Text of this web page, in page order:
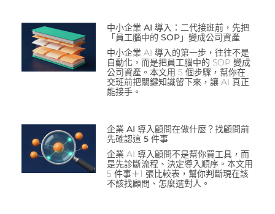
中小企業 AI 導入：二代接班前，先把
「員工腦中的 SOP」變成公司資產
中小企業 AI 導入的第一步，往往不是
自動化，而是把員工腦中的 SOP 變成
公司資產。本文用 5 個步驟，幫你在
交班前把關鍵知識留下來，讓 AI 真正
能接手。
企業 AI 導入顧問在做什麼？找顧問前
先確認這 5 件事
企業 AI 導入顧問不是幫你買工具，而
是先診斷流程、決定導入順序。本文用
5 件事＋1 張比較表，幫你判斷現在該
不該找顧問、怎麼選對人。